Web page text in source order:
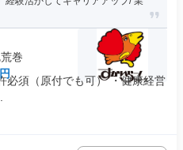
巻
必須（原付でも可） ・健康経営